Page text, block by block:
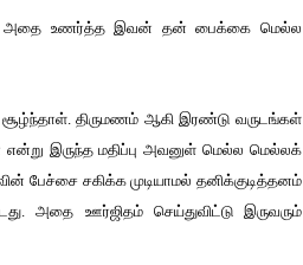
அதை உணர்த்த இவன் தன் பைக்கை மெல்ல
சூழ்ந்தாள். திருமணம் ஆகி இரண்டு வருடங்கள்
இருந்த மதிப்பு அவனுள் மெல்ல மெல்லக்
பேச்சை சகிக்க முடியாமல் தனிக்குடித்தனம்
அதை ஊர்ஜிதம் செய்துவிட்டு இருவரும்